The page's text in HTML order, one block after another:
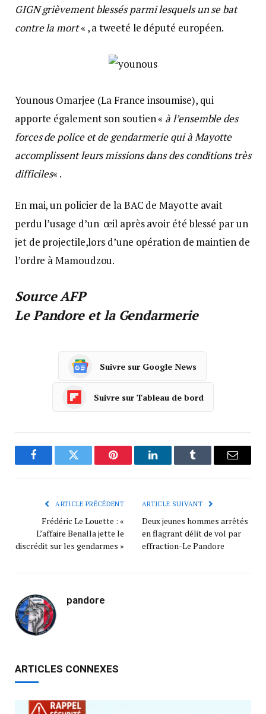
GIGN grièvement blessés parmi lesquels un se bat
contre la mort« , a tweeté le député européen.
Younous Omarjee (La France insoumise), qui
apporte également son soutien « à l’ensemble des
forces de police et de gendarmerie qui à Mayotte
accomplissent leurs missions dans des conditions très
difficiles« .
En mai, un policier de la BAC de Mayotte avait
perdu l’usage d’un œil après avoir été blessé par un
jet de projectile,lors d’une opération de maintien de
l’ordre à Mamoudzou.
Source AFP
Le Pandore et la Gendarmerie
Suivre sur Google News
Suivre sur Tableau de bord
FacebookTwitter Pinterest LinkedInTumblr
ARTICLE PRÉCÉDENT
Frédéric Le Louette : «
L’affaire Benalla jette le
discrédit sur les gendarmes »
ARTICLE SUIVANT
Deux jeunes hommes arrêtés
en flagrant délit de vol par
effraction-Le Pandore
pandore
ARTICLES CONNEXES